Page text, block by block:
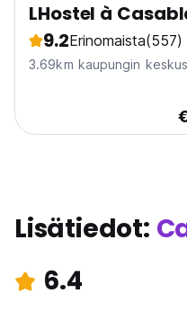
LHostel à
9.2Erinomaista(557)
3.69km kaupungin
Lisätiedot:
6.4